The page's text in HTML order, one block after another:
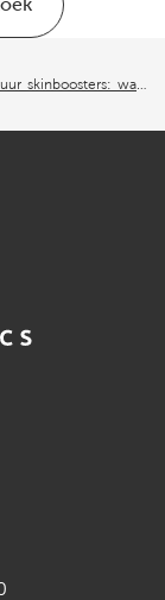
wat is het verschil?